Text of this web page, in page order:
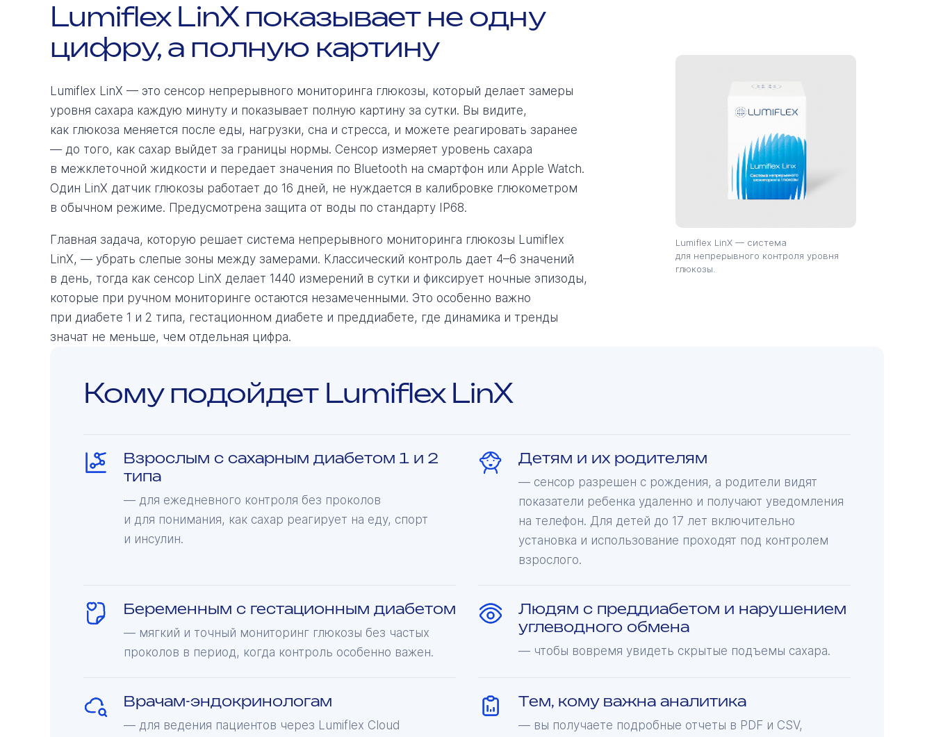
Lumiflex LinX показывает не одну
цифру, а полную картину
Lumiflex LinX — это сенсор непрерывного мониторинга глюкозы, который делает замеры
уровня сахара каждую минуту и показывает полную картину за сутки. Вы видите,
как глюкоза меняется после еды, нагрузки, сна и стресса, и можете реагировать заранее
— до того, как сахар выйдет за границы нормы. Сенсор измеряет уровень сахара
в межклеточной жидкости и передает значения по Bluetooth на смартфон или Apple Watch.
Один LinX датчик глюкозы работает до 16 дней, не нуждается в калибровке глюкометром
в обычном режиме. Предусмотрена защита от воды по стандарту IP68.
Главная задача, которую решает система непрерывного мониторинга глюкозы Lumiflex
LinX, — убрать слепые зоны между замерами. Классический контроль дает 4–6 значений
в день, тогда как сенсор LinX делает 1440 измерений в сутки и фиксирует ночные эпизоды,
которые при ручном мониторинге остаются незамеченными. Это особенно важно
при диабете 1 и 2 типа, гестационном диабете и преддиабете, где динамика и тренды
значат не меньше, чем отдельная цифра.
Lumiflex LinX — система
для непрерывного контроля уровня
глюкозы.
Кому подойдет Lumiflex LinX
Взрослым с сахарным диабетом 1 и 2
типа
— для ежедневного контроля без проколов
и для понимания, как сахар реагирует на еду, спорт
и инсулин.
Детям и их родителям
— сенсор разрешен с рождения, а родители видят
показатели ребенка удаленно и получают уведомления
на телефон. Для детей до 17 лет включительно
установка и использование проходят под контролем
взрослого.
Беременным с гестационным диабетом
— мягкий и точный мониторинг глюкозы без частых
проколов в период, когда контроль особенно важен.
Людям с преддиабетом и нарушением
углеводного обмена
— чтобы вовремя увидеть скрытые подъемы сахара.
Врачам-эндокринологам
— для ведения пациентов через Lumiflex Cloud
Тем, кому важна аналитика
— вы получаете подробные отчеты в PDF и CSV,